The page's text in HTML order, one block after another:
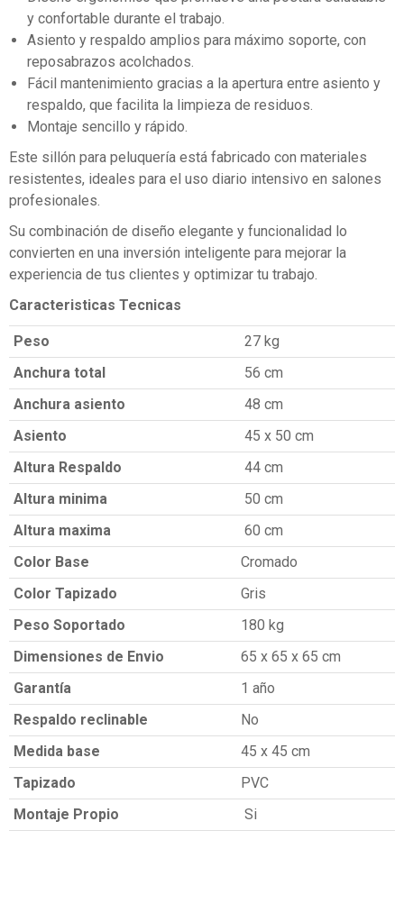
y confortable durante el trabajo.
Asiento y respaldo amplios para máximo soporte, con
reposabrazos acolchados.
Fácil mantenimiento gracias a la apertura entre asiento y
respaldo, que facilita la limpieza de residuos.
Montaje sencillo y rápido.
Este sillón para peluquería está fabricado con materiales
resistentes, ideales para el uso diario intensivo en salones
profesionales.
Su combinación de diseño elegante y funcionalidad lo
convierten en una inversión inteligente para mejorar la
experiencia de tus clientes y optimizar tu trabajo.
Caracteristicas Tecnicas
Peso
27 kg
Anchura total
56 cm
Anchura asiento
48 cm
Asiento
45 x 50 cm
Altura Respaldo
44 cm
Altura minima
50 cm
Altura maxima
60 cm
Color Base
Cromado
Color Tapizado
Gris
Peso Soportado
180 kg
Dimensiones de Envio
65 x 65 x 65 cm
Garantía
1 año
Respaldo reclinable
No
Medida base
45 x 45 cm
Tapizado
PVC
Montaje Propio
Si